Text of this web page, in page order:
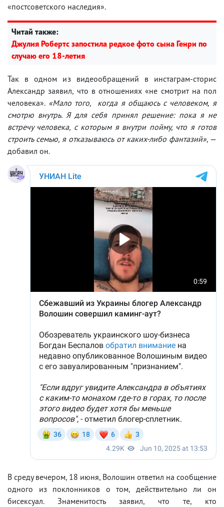
«постсоветского наследия».
Читай также:
Джулия Робертс запостила редкое фото сына Генри по
случаю его 18-летия
Так в одном из видеообращений в инстаграм-сторис
Александр заявил, что в отношениях «не смотрит на пол
человека». «Мало того, когда я общаюсь с человеком, я
смотрю внутрь. Я для себя принял решение: пока я не
встречу человека, с которым я внутри пойму, что я готов
строить семью, я отказываюсь от каких-либо фантазий», —
добавил он.
В среду вечером, 18 июня, Волошин ответил на сообщение
одного из поклонников о том, действительно ли он
бисексуал. Знаменитость заявил, что те, кто